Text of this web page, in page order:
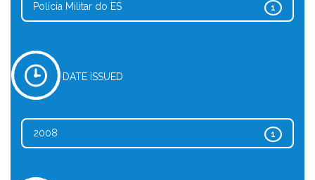
1
Polícia Militar do ES
DATE ISSUED
1
2008